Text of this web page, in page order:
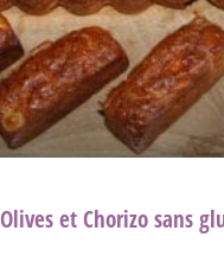
et Chorizo sans